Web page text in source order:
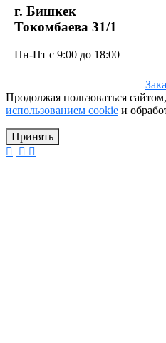
г. Бишкек
Токомбаева 31/1
Пн-Пт с 9:00 до 18:00
Продолжая пользоваться
использованием cookie и
Принять